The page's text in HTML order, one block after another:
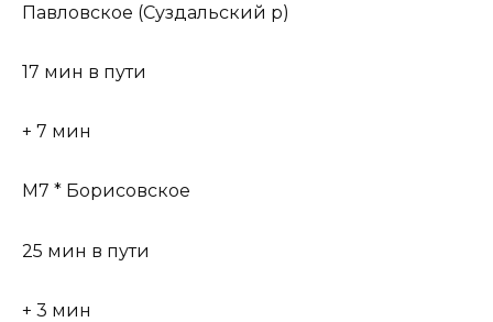
Павловское (Суздальский р)
17 мин в пути
+ 7 мин
М7 * Борисовское
25 мин в пути
+ 3 мин